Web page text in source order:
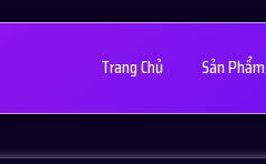
Trang Chủ Sản Phẩm